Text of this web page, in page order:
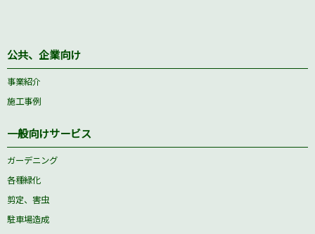
公共、企業向け
事業紹介
施工事例
一般向けサービス
ガーデニング
各種緑化
剪定、害虫
駐車場造成